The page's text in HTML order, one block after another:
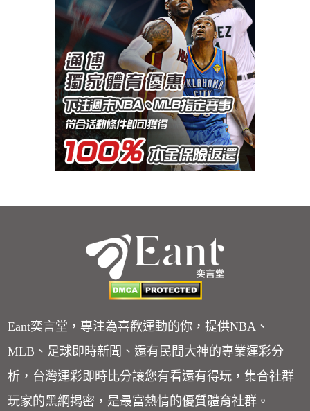
Eant奕言堂，專注為喜歡運動的你，提供NBA、
MLB、足球即時新聞、還有民間大神的專業運彩分
析，台灣運彩即時比分讓您有看還有得玩，集合社群
玩家的黑網揭密，是最富熱情的優質體育社群。